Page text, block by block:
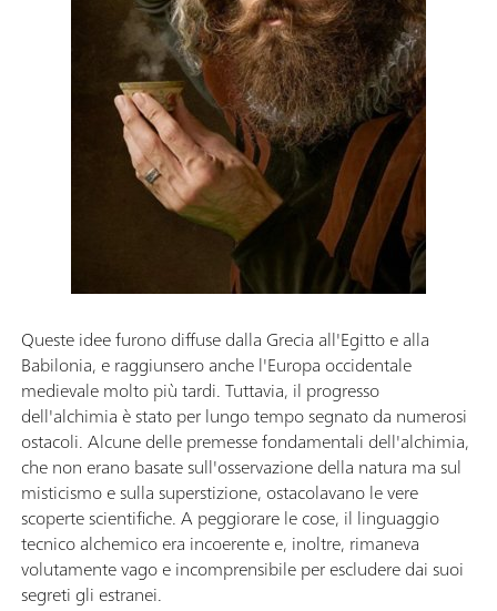
Queste idee furono diffuse dalla Grecia all'Egitto e alla
Babilonia, e raggiunsero anche l'Europa occidentale
medievale molto più tardi. Tuttavia, il progresso
dell'alchimia è stato per lungo tempo segnato da numerosi
ostacoli. Alcune delle premesse fondamentali dell'alchimia,
che non erano basate sull'osservazione della natura ma sul
misticismo e sulla superstizione, ostacolavano le vere
scoperte scientifiche. A peggiorare le cose, il linguaggio
tecnico alchemico era incoerente e, inoltre, rimaneva
volutamente vago e incomprensibile per escludere dai suoi
segreti gli estranei.